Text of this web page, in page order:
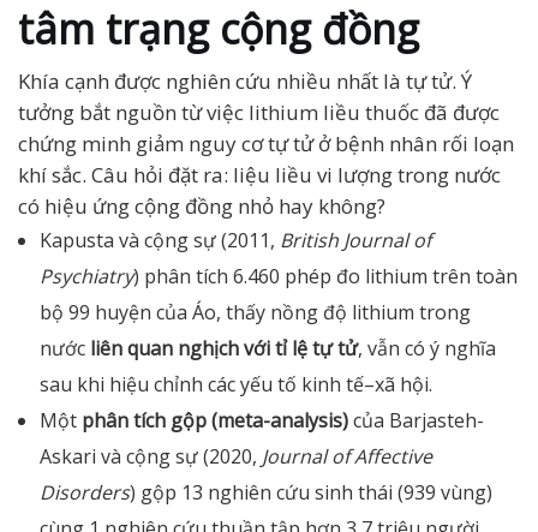
tâm trạng cộng đồng
Khía cạnh được nghiên cứu nhiều nhất là tự tử. Ý
tưởng bắt nguồn từ việc lithium liều thuốc đã được
chứng minh giảm nguy cơ tự tử ở bệnh nhân rối loạn
khí sắc. Câu hỏi đặt ra: liệu liều vi lượng trong nước
có hiệu ứng cộng đồng nhỏ hay không?
Kapusta và cộng sự (2011, British Journal of
Psychiatry) phân tích 6.460 phép đo lithium trên toàn
bộ 99 huyện của Áo, thấy nồng độ lithium trong
nước liên quan nghịch với tỉ lệ tự tử, vẫn có ý nghĩa
sau khi hiệu chỉnh các yếu tố kinh tế–xã hội.
Một phân tích gộp (meta-analysis)của Barjasteh-
Askari và cộng sự (2020, Journal of Affective
Disorders) gộp 13 nghiên cứu sinh thái (939 vùng)